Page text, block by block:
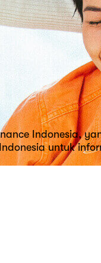
Indonesia,
untuk